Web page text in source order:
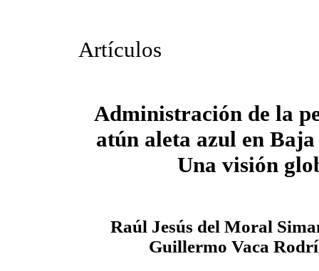
Artículos
Administración de la
atún aleta azul en
Una visión
Raúl Jesús del Moral
Guillermo Vaca